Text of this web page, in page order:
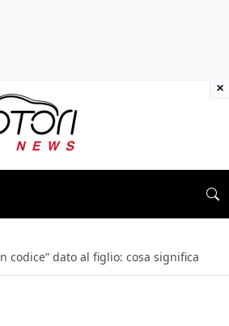
codice” dato al figlio: cosa significa
×